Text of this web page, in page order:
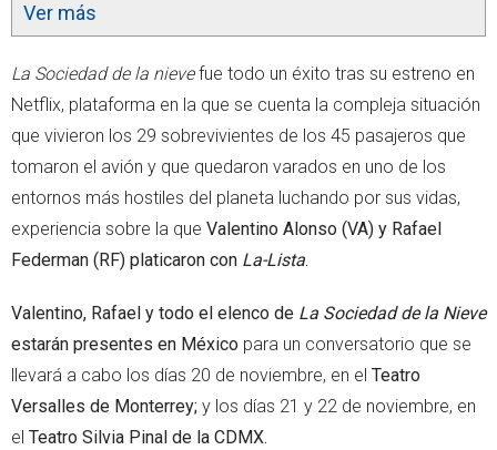
Ver más
La Sociedad de la nievefue todo un éxito tras su estreno en
Netflix, plataforma en la que se cuenta la compleja situación
que vivieron los 29 sobrevivientes de los 45 pasajeros que
tomaron el avión y que quedaron varados en uno de los
entornos más hostiles del planeta luchando por sus vidas,
experiencia sobre la que Valentino Alonso (VA) y Rafael
Federman (RF) platicaron con La-Lista.
Valentino, Rafael y todo el elenco de La Sociedad de la Nieve
estarán presentes en México para un conversatorio que se
llevará a cabo los días 20 de noviembre, en el Teatro
Versalles de Monterrey; y los días 21 y 22 de noviembre, en
el Teatro Silvia Pinal de la CDMX.